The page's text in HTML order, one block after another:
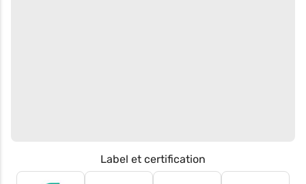
Label et certification